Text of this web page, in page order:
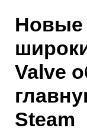
Новые
Valve
Steam